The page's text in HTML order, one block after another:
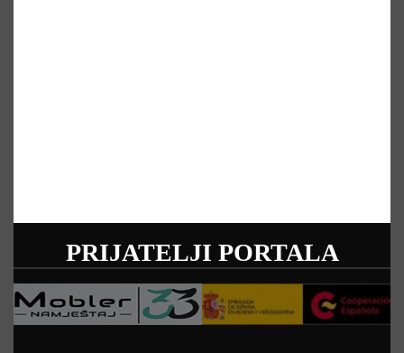
PRIJATELJI PORTALA